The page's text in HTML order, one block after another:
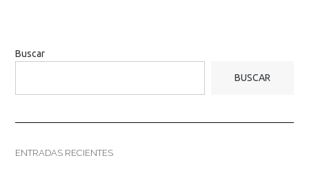
Buscar
BUSCAR
ENTRADAS RECIENTES